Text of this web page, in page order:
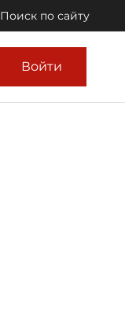
Поиск по сайту
Войти